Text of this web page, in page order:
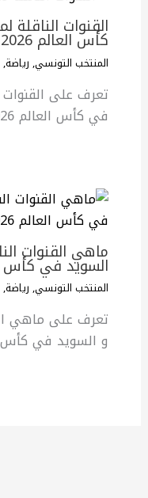
القنوات الناقلة
كأس العالم 2026 والموعد والمعلقين
المنتخب التونسي, رياضة,
تعرف على القنوات
في كأس العالم 2026 والموعد والمعلقين
ماهي القنوات
السويد في كأس
المنتخب التونسي, رياضة,
تعرف على ماهي
و السويد في كأس